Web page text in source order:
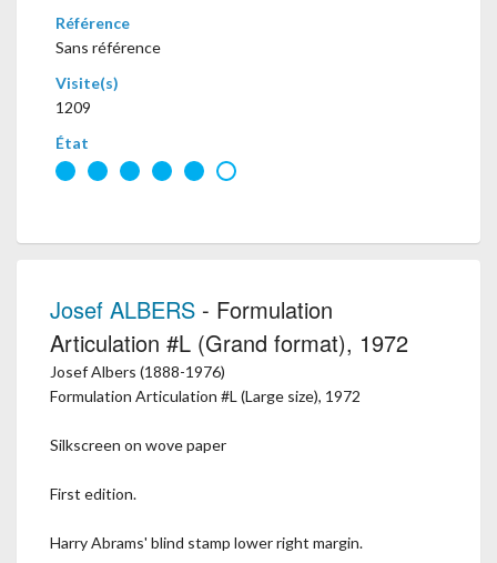
Référence
Sans référence
Visite(s)
1209
État
Josef ALBERS - Formulation
Articulation #L (Grand format), 1972
Josef Albers (1888-1976)
Formulation Articulation #L (Large size), 1972
Silkscreen on wove paper
First edition.
Harry Abrams' blind stamp lower right margin.